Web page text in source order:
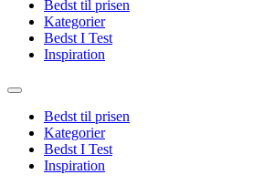
Bedst til prisen
Kategorier
Bedst I Test
Inspiration
Bedst til prisen
Kategorier
Bedst I Test
Inspiration